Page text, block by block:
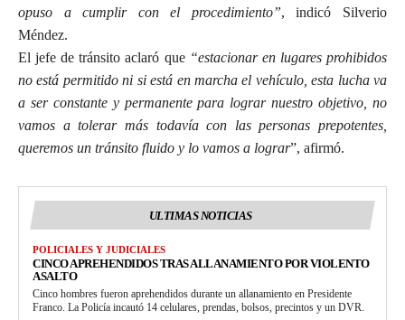
opuso a cumplir con el procedimiento”, indicó Silverio
Méndez.
El jefe de tránsito aclaró que “estacionar en lugares prohibidos
no está permitido ni si está en marcha el vehículo, esta lucha va
a ser constante y permanente para lograr nuestro objetivo, no
vamos a tolerar más todavía con las personas prepotentes,
queremos un tránsito fluido y lo vamos a lograr”, afirmó.
ULTIMAS NOTICIAS
POLICIALES Y JUDICIALES
CINCO APREHENDIDOS TRAS ALLANAMIENTO POR VIOLENTO
ASALTO
Cinco hombres fueron aprehendidos durante un allanamiento en Presidente
Franco. La Policía incautó 14 celulares, prendas, bolsos, precintos y un DVR.